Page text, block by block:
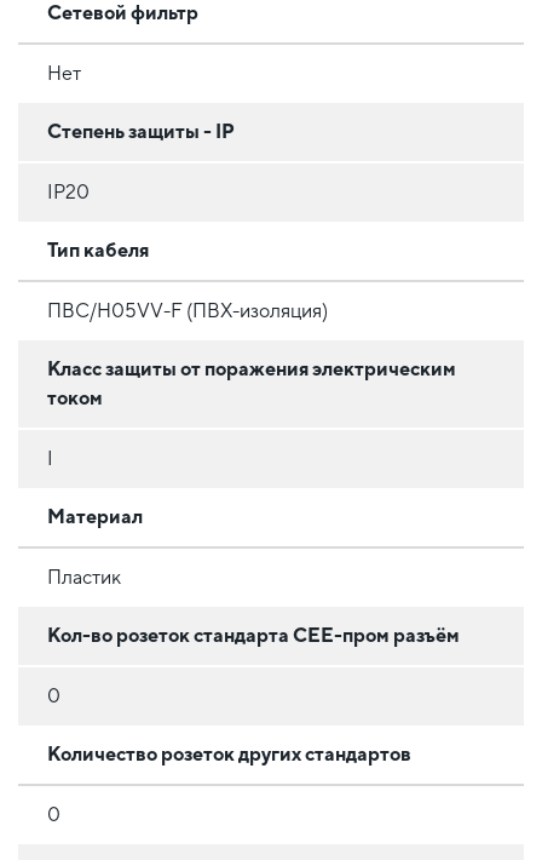
Сетевой фильтр
Нет
Степень защиты - IP
IP20
Тип кабеля
ПВС/H05VV-F (ПВХ-изоляция)
Класс защиты от поражения электрическим
током
Материал
Пластик
Кол-во розеток стандарта CEE-пром разъём
0
Количество розеток других стандартов
0